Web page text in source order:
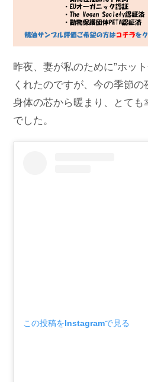
昨夜、妻が私のために”ホッ
くれたのですが、今の季節
身体の芯から暖まり、とて
でした。
この投稿をInstagramで見る